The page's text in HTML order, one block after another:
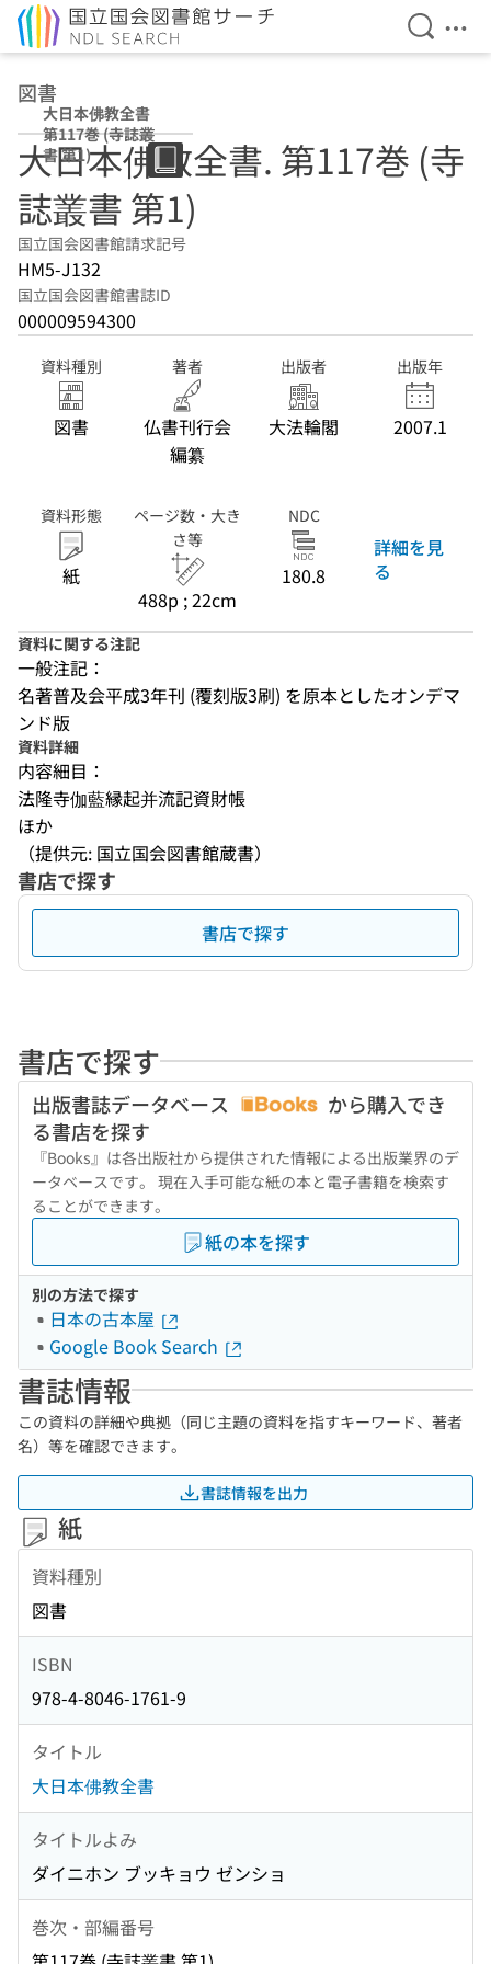
検索を
メ
図書
大日本佛教全書
第117巻 (寺誌叢
書 第1)
大日本佛教全書. 第117巻 (寺
誌叢書 第1)
国立国会図書館請求記号
HM5-J132
国立国会図書館書誌ID
000009594300
資料種別
図書
著者
仏書刊行会
編纂
出版者
大法輪閣
出版年
2007.1
資料形態
紙
ページ数・大き
さ等
488p ; 22cm
NDC
180.8
詳細を見
る
資料に関する注記
一般注記：
名著普及会平成3年刊 (覆刻版3刷) を原本としたオンデマ
ンド版
資料詳細
内容細目：
法隆寺伽藍縁起并流記資財帳
ほか
（提供元: 国立国会図書館蔵書）
書店で探す
書店で探す
書店で探す
出版書誌データベース
から購入でき
る書店を探す
『Books』は各出版社から提供された情報による出版業界のデ
ータベースです。 現在入手可能な紙の本と電子書籍を検索す
ることができます。
紙の本を探す
別の方法で探す
日本の古本屋
Google Book Search
書誌情報
この資料の詳細や典拠（同じ主題の資料を指すキーワード、著者
名）等を確認できます。
書誌情報を出力
紙
資料種別
図書
ISBN
978-4-8046-1761-9
タイトル
大日本佛教全書
タイトルよみ
ダイニホン ブッキョウ ゼンショ
巻次・部編番号